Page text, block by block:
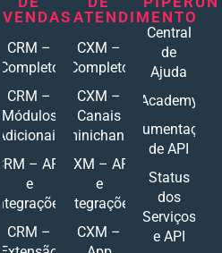
VENDAS
CRM –
Completo
CRM –
Módulos
Adicionais
CRM – API
e
Integrações
CRM –
ATENDIMENTO
CXM –
Completo
CXM –
Canais
Ominichannel
CXM – API
e
Integrações
CXM –
Central
de
Ajuda
Academy
Documentações
de API
Status
dos
Serviços
e API